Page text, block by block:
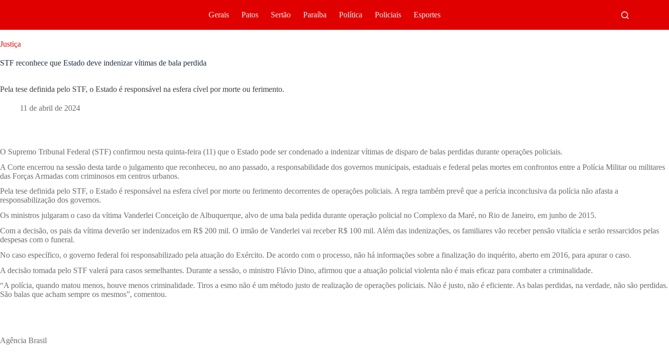
Gerais Patos Sertão Paraíba Política Policiais Esportes
Justiça
STF reconhece que Estado deve indenizar vítimas de bala perdida
Pela tese definida pelo STF, o Estado é responsável na esfera cível por morte ou ferimento.
11 de abril de 2024
O Supremo Tribunal Federal (STF) confirmou nesta quinta-feira (11) que o Estado pode ser condenado a indenizar vítimas de disparo de balas perdidas durante operações policiais.
A Corte encerrou na sessão desta tarde o julgamento que reconheceu, no ano passado, a responsabilidade dos governos municipais, estaduais e federal pelas mortes em confrontos entre a Polícia Militar ou militares
das Forças Armadas com criminosos em centros urbanos.
Pela tese definida pelo STF, o Estado é responsável na esfera cível por morte ou ferimento decorrentes de operações policiais. A regra também prevê que a perícia inconclusiva da polícia não afasta a
responsabilização dos governos.
Os ministros julgaram o caso da vítima Vanderlei Conceição de Albuquerque, alvo de uma bala pedida durante operação policial no Complexo da Maré, no Rio de Janeiro, em junho de 2015.
Com a decisão, os pais da vítima deverão ser indenizados em R$ 200 mil. O irmão de Vanderlei vai receber R$ 100 mil. Além das indenizações, os familiares vão receber pensão vitalícia e serão ressarcidos pelas
despesas com o funeral.
No caso específico, o governo federal foi responsabilizado pela atuação do Exército. De acordo com o processo, não há informações sobre a finalização do inquérito, aberto em 2016, para apurar o caso.
A decisão tomada pelo STF valerá para casos semelhantes. Durante a sessão, o ministro Flávio Dino, afirmou que a atuação policial violenta não é mais eficaz para combater a criminalidade.
“A polícia, quando matou menos, houve menos criminalidade. Tiros a esmo não é um método justo de realização de operações policiais. Não é justo, não é eficiente. As balas perdidas, na verdade, não são perdidas.
São balas que acham sempre os mesmos”, comentou.
Agência Brasil